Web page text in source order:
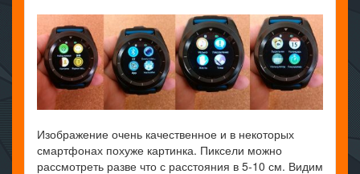
Изображение очень качественное и в некоторых
смартфонах похуже картинка. Пиксели можно
рассмотреть разве что с расстояния в 5-10 см. Видим